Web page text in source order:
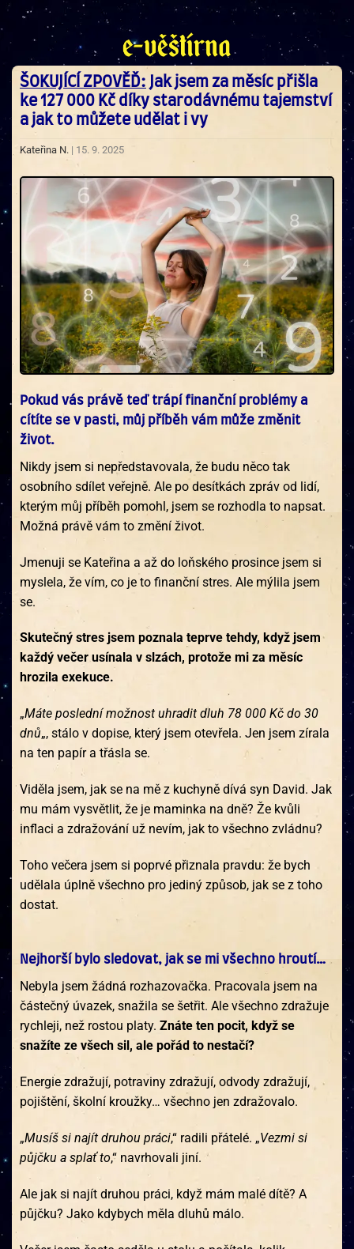
ŠOKUJÍCÍ ZPOVĚĎ: Jak jsem za měsíc přišla
ke 127 000 Kč díky starodávnému tajemství
a jak to můžete udělat i vy
Kateřina N. | 15. 9. 2025
Pokud vás právě teď trápí finanční problémy a
cítíte se v pasti, můj příběh vám může změnit
život.
Nikdy jsem si nepředstavovala, že budu něco tak
osobního sdílet veřejně. Ale po desítkách zpráv od lidí,
kterým můj příběh pomohl, jsem se rozhodla to napsat.
Možná právě vám to změní život.
Jmenuji se Kateřina a až do loňského prosince jsem si
myslela, že vím, co je to finanční stres. Ale mýlila jsem
se.
Skutečný stres jsem poznala teprve tehdy, když jsem
každý večer usínala v slzách, protože mi za měsíc
hrozila exekuce.
„Máte poslední možnost uhradit dluh 78 000 Kč do 30
dnů„, stálo v dopise, který jsem otevřela. Jen jsem zírala
na ten papír a třásla se.
Viděla jsem, jak se na mě z kuchyně dívá syn David. Jak
mu mám vysvětlit, že je maminka na dně? Že kvůli
inflaci a zdražování už nevím, jak to všechno zvládnu?
Toho večera jsem si poprvé přiznala pravdu: že bych
udělala úplně všechno pro jediný způsob, jak se z toho
dostat.
Nejhorší bylo sledovat, jak se mi všechno hroutí…
Nebyla jsem žádná rozhazovačka. Pracovala jsem na
částečný úvazek, snažila se šetřit. Ale všechno zdražuje
rychleji, než rostou platy. Znáte ten pocit, když se
snažíte ze všech sil, ale pořád to nestačí?
Energie zdražují, potraviny zdražují, odvody zdražují,
pojištění, školní kroužky… všechno jen zdražovalo.
„Musíš si najít druhou práci,“ radili přátelé. „Vezmi si
půjčku a splať to,“ navrhovali jiní.
Ale jak si najít druhou práci, když mám malé dítě? A
půjčku? Jako kdybych měla dluhů málo.